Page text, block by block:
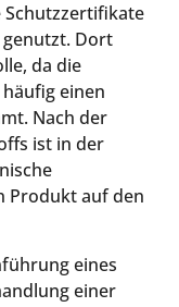
Schutzzertifikate
Dort
da die
einen
Nach der
ist in der
Produkt auf den
eines
einer